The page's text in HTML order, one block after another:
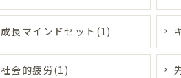
成長マインドセット(1)
社会的疲労(1)